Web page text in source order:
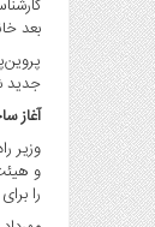
بعد
جدید
آغاز ساخت 2.6 میلیون مسکن
و
را